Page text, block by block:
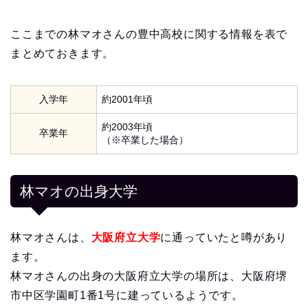
ここまでの林マオさんの豊中高校に関する情報を表で
まとめておきます。
入学年 約2001年頃
卒業年
約2003年頃
（※卒業した場合）
林マオの出身大学
林マオさんは、 大阪府立大学に通っていたと噂があり
ます。
林マオさんの出身の大阪府立大学の場所は、大阪府堺
市中区学園町1番1号に建っているようです。